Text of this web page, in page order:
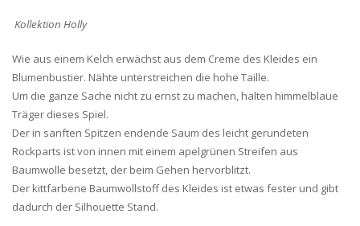
Kollektion Holly
Wie aus einem Kelch erwächst aus dem Creme des Kleides ein
Blumenbustier. Nähte unterstreichen die hohe Taille.
Um die ganze Sache nicht zu ernst zu machen, halten himmelblaue
Träger dieses Spiel.
Der in sanften Spitzen endende Saum des leicht gerundeten
Rockparts ist von innen mit einem apelgrünen Streifen aus
Baumwolle besetzt, der beim Gehen hervorblitzt.
Der kittfarbene Baumwollstoff des Kleides ist etwas fester und gibt
dadurch der Silhouette Stand.